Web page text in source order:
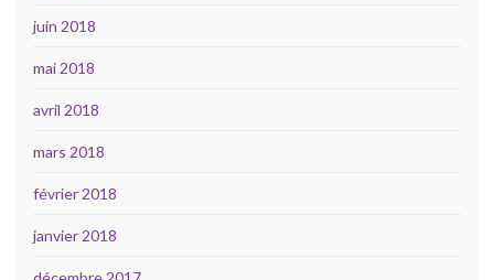
juin 2018
mai 2018
avril 2018
mars 2018
février 2018
janvier 2018